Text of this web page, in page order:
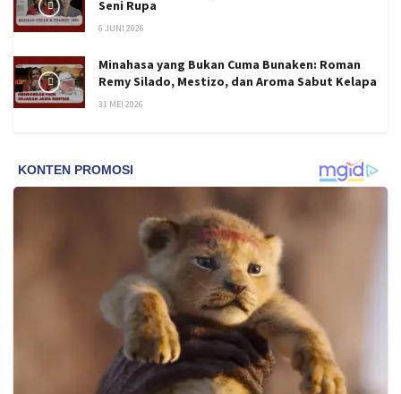
Seni Rupa
6 JUNI 2026
Minahasa yang Bukan Cuma Bunaken: Roman
Remy Silado, Mestizo, dan Aroma Sabut Kelapa
31 MEI 2026